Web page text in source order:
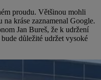
proudu. Většinou mohli
kráse zaznamenal Google.
Jan Bureš, že k udržení
důležité udržet vysoké